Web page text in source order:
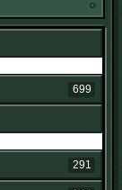
699
291